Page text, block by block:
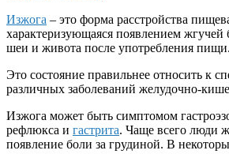
Изжога – это форма расстройства
характеризующаяся появлением жгучей
шеи и живота после употребления пищи.
Это состояние правильнее относить к
различных заболеваний желудочно-
Изжога может быть симптомом
рефлюкса и гастрита. Чаще всего люди
появление боли за грудиной. В